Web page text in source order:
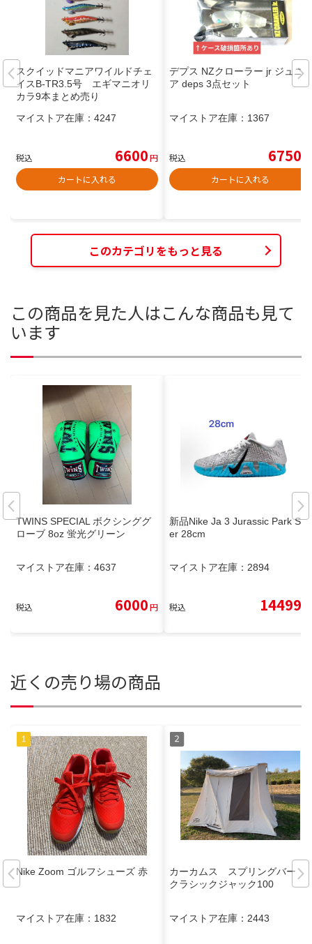
スクイッドマニアワイルドチェ
イスB-TR3.5号 エギマニオリ
カラ9本まとめ売り
マイストア在庫： 4247
税込 6600円
カートに入れる
デプス NZクローラー jr ジュニ
ア deps 3点セット
マイストア在庫： 1367
税込 6750
カートに入れる
このカテゴリをもっと見る
この商品を見た人はこんな商品も見て
います
TWINS SPECIAL ボクシンググ
ローブ 8oz 蛍光グリーン
マイストア在庫： 4637
税込 6000円
新品Nike Ja 3 Jurassic Park Silv
er 28cm
マイストア在庫： 2894
税込 14499
近くの売り場の商品
Nike Zoom ゴルフシューズ 赤
マイストア在庫： 1832
カーカムス スプリングバー
クラシックジャック100
マイストア在庫： 2443